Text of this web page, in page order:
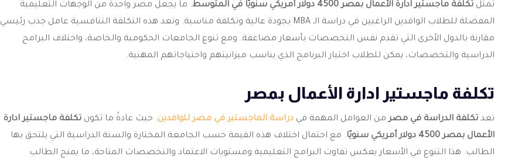
تمثل تكلفة ماجستير ادارة الأعمال بمصر 4500 دولار أمريكي سنويًا في المتوسط
. ما يجعل مصر واحدة من الوجهات التعليمية
المفضلة للطلاب الوافدين الراغبين في دراسة الـ MBA بجودة عالية وتكلفة مناسبة. وتعد هذه التكلفة التنافسية عامل جذب رئيسي
مقارنة بالدول الأخرى التي تقدم نفس التخصصات بأسعار مضاعفة. ومع تنوع الجامعات الحكومية والخاصة، واختلاف البرامج
الدراسية والتخصصات، يمكن للطلاب اختيار البرنامج الذي يناسب ميزانيتهم واحتياجاتهم المهنية.
تكلفة ماجستير ادارة الأعمال بمصر
تعد تكلفة الدراسة في مصر من العوامل المهمة في دراسة الماجستير في مصر للوافدين. حيث عادةً ما تكون تكلفة ماجستير ادارة
الأعمال بمصر 4500 دولار أمريكي سنويًا
. مع احتمال اختلاف هذه القيمة حسب الجامعة المختارة والسنة الدراسية التي يلتحق بها
الطالب. هذا التنوع في الأسعار يعكس تفاوت البرامج التعليمية ومستويات الاعتماد والتخصصات المتاحة، ما يمنح الطالب